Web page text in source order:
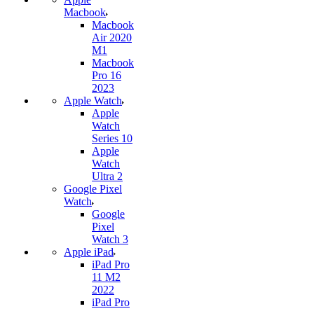
Macbook
Macbook
Air 2020
M1
Macbook
Pro 16
2023
Apple Watch
Apple
Watch
Series 10
Apple
Watch
Ultra 2
Google Pixel
Watch
Google
Pixel
Watch 3
Apple iPad
iPad Pro
11 M2
2022
iPad Pro